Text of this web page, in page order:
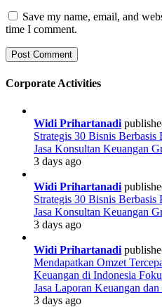
Save my name, email, and
time I comment.
Corporate Activities
Widi Prihartanadi
Strategis 30 Bisnis
Jasa Konsultan Keuangan
3 days ago
Widi Prihartanadi
Strategis 30 Bisnis
Jasa Konsultan Keuangan
3 days ago
Widi Prihartanadi
Mendapatkan Omzet
Keuangan di Indonesia
Jasa Laporan Keuangan
3 days ago